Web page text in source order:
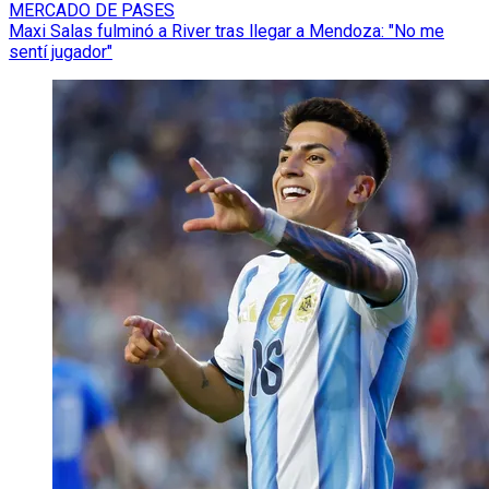
MERCADO DE PASES
Maxi Salas fulminó a River tras llegar a Mendoza: "No me
sentí jugador"